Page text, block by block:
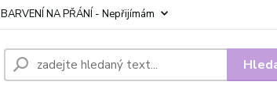
BARVENÍ NA PŘÁNÍ - Nepřijímám